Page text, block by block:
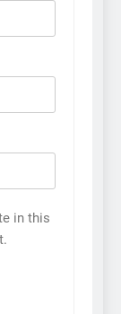
in this